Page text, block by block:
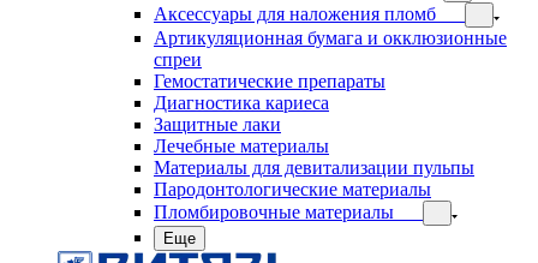
Аксессуары для наложения пломб
Артикуляционная бумага и окклюзионные
спреи
Гемостатические препараты
Диагностика кариеса
Защитные лаки
Лечебные материалы
Материалы для девитализации пульпы
Пародонтологические материалы
Пломбировочные материалы
Еще